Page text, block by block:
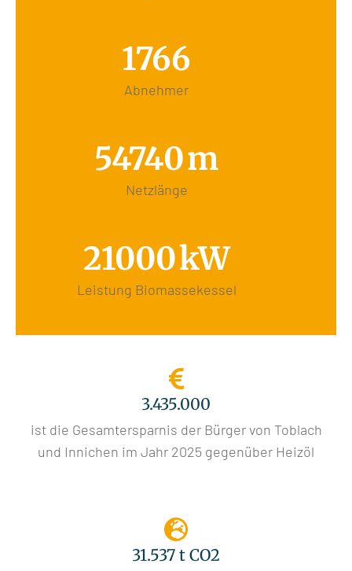
1766
Abnehmer
54740m
Netzlänge
21000kW
Leistung Biomassekessel
3.435.000
ist die Gesamtersparnis der Bürger von Toblach
und Innichen im Jahr 2025 gegenüber Heizöl
31.537 t CO2